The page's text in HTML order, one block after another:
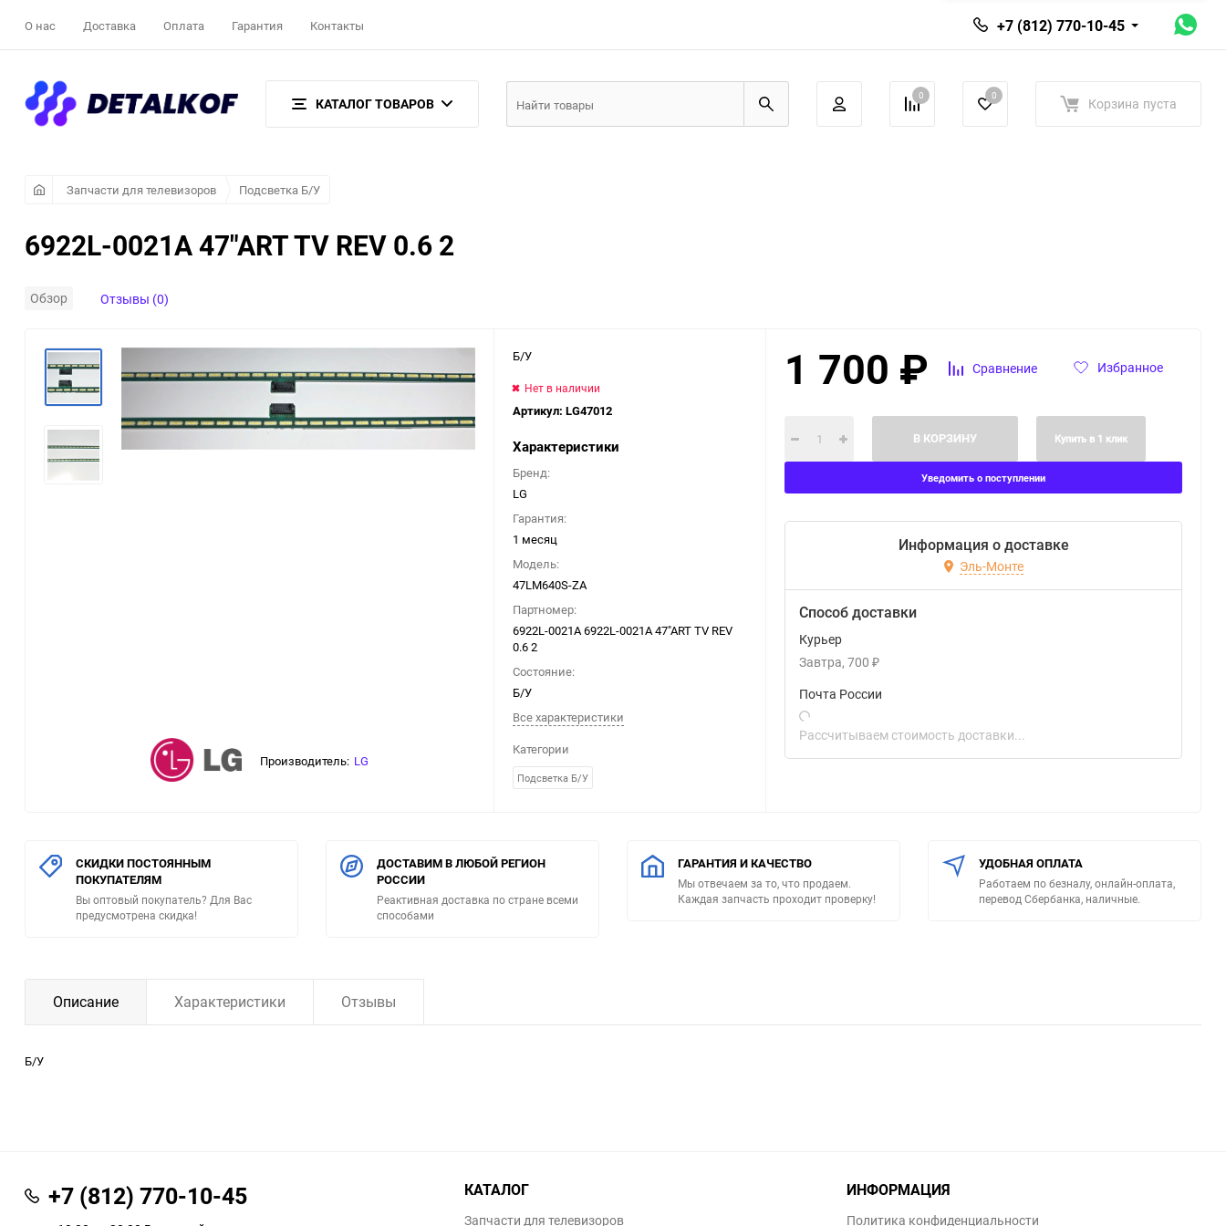
О нас Доставка Оплата Гарантия Контакты +7 (812) 770-10-45
КАТАЛОГ ТОВАРОВ 0 0 Корзина пуста
Запчасти для телевизоров Подсветка Б/У
6922L-0021A 47"ART TV REV 0.6 2
Обзор Отзывы (0)
Производитель: LG
Б/У
Нет в наличии
Артикул: LG47012
Характеристики
Бренд:
LG
Гарантия:
1 месяц
Модель:
47LM640S-ZA
Партномер:
6922L-0021A 6922L-0021A 47"ART TV REV
0.6 2
Состояние:
Б/У
Все характеристики
Категории
Подсветка Б/У
1 700 ₽ Сравнение Избранное
В КОРЗИНУ Купить в 1 клик
Уведомить о поступлении
Информация о доставке
Эль-Монте
Способ доставки
Курьер
Завтра 700 ₽
Почта России
Рассчитываем стоимость доставки...
СКИДКИ ПОСТОЯННЫМ
ПОКУПАТЕЛЯМ
Вы оптовый покупатель? Для Вас
предусмотрена скидка!
ДОСТАВИМ В ЛЮБОЙ РЕГИОН
РОССИИ
Реактивная доставка по стране всеми
способами
ГАРАНТИЯ И КАЧЕСТВО
Мы отвечаем за то, что продаем.
Каждая запчасть проходит проверку!
УДОБНАЯ ОПЛАТА
Работаем по безналу, онлайн-оплата,
перевод Сбербанка, наличные.
Описание Характеристики Отзывы
Б/У
+7 (812) 770-10-45 КАТАЛОГ
Запчасти для телевизоров
ИНФОРМАЦИЯ
Политика конфиденциальности